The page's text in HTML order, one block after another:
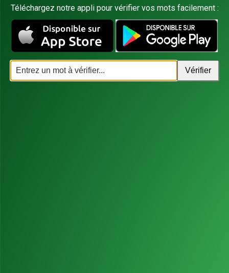
Téléchargez notre appli pour vérifier vos mots facilement :